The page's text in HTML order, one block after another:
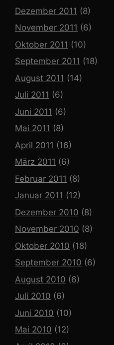
Dezember 2011 (8)
November 2011 (6)
Oktober 2011 (10)
September 2011 (18)
August 2011 (14)
Juli 2011 (6)
Juni 2011 (6)
Mai 2011 (8)
April 2011 (16)
März 2011 (6)
Februar 2011 (8)
Januar 2011 (12)
Dezember 2010 (8)
November 2010 (8)
Oktober 2010 (18)
September 2010 (6)
August 2010 (6)
Juli 2010 (6)
Juni 2010 (10)
Mai 2010 (12)